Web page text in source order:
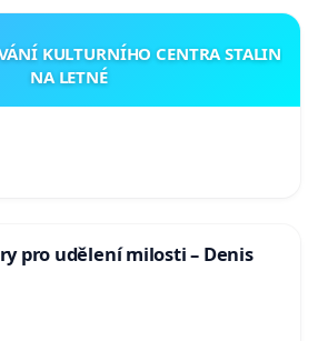
KULTURNÍHO CENTRA STALIN
NA LETNÉ
pro udělení milosti – Denis